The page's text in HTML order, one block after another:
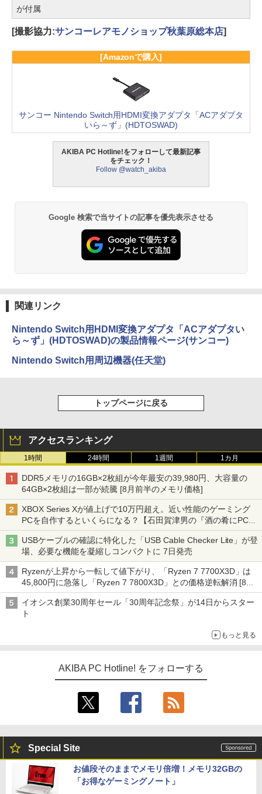
が付属
[撮影協力:サンコーレアモノショップ秋葉原総本店]
[Amazonで購入]
サンコー Nintendo Switch用HDMI変換アダプタ「ACアダプタ
いら～ず」(HDTOSWAD)
AKIBA PC Hotline!をフォローして最新記事
をチェック！
Follow @watch_akiba
Google 検索で当サイトの記事を優先表示させる
関連リンク
Nintendo Switch用HDMI変換アダプタ「ACアダプタい
ら～ず」(HDTOSWAD)の製品情報ページ(サンコー)
Nintendo Switch用周辺機器(任天堂)
トップページに戻る
アクセスランキング
1時間 24時間 1週間 1カ月
DDR5メモリの16GB×2枚組が今年最安の39,980円、大容量の
64GB×2枚組は一部が続騰 [8月前半のメモリ価格]
XBOX Series Xが値上げで10万円超え。近い性能のゲーミング
PCを自作するといくらになる？【石田賀津男の『酒の肴にPCゲ
ーム』】
USBケーブルの確認に特化した「USB Cable Checker Lite」が登
場、必要な機能を凝縮しコンパクトに 7日発売
Ryzenが上昇から一転して値下がり、「Ryzen 7 7700X3D」は
45,800円に急落し「Ryzen 7 7800X3D」との価格逆転解消 [8月
前半のCPU価格]
イオシス創業30周年セール「30周年記念祭」が14日からスター
ト
もっと見る
AKIBA PC Hotline! をフォローする
Special Site
お値段そのままでメモリ倍増！メモリ32GBの
「お得なゲーミングノート」